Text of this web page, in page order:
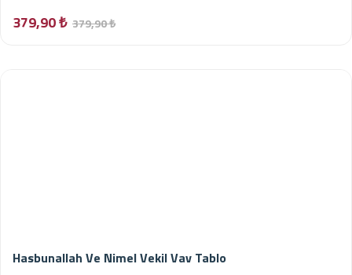
379,90 ₺ 379,90 ₺
Hasbunallah Ve Nimel Vekil Vav Tablo